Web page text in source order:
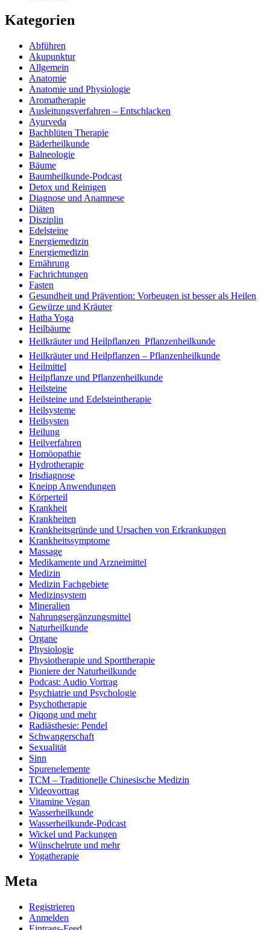
Kategorien
Abführen
Akupunktur
Allgemein
Anatomie
Anatomie und Physiologie
Aromatherapie
Ausleitungsverfahren – Entschlacken
Ayurveda
Bachblüten Therapie
Bäderheilkunde
Balneologie
Bäume
Baumheilkunde-Podcast
Detox und Reinigen
Diagnose und Anamnese
Diäten
Disziplin
Edelsteine
Energiemedizin
Energiemedizin
Ernährung
Fachrichtungen
Fasten
Gesundheit und Prävention: Vorbeugen ist besser als Heilen
Gewürze und Kräuter
Hatha Yoga
Heilbäume
Heilkräuter und Heilpflanzen  Pflanzenheilkunde
Heilkräuter und Heilpflanzen – Pflanzenheilkunde
Heilmittel
Heilpflanze und Pflanzenheilkunde
Heilsteine
Heilsteine und Edelsteintherapie
Heilsysteme
Heilsysten
Heilung
Heilverfahren
Homöopathie
Hydrotherapie
Irisdiagnose
Kneipp Anwendungen
Körperteil
Krankheit
Krankheiten
Krankheitsgründe und Ursachen von Erkrankungen
Krankheitssymptome
Massage
Medikamente und Arzneimittel
Medizin
Medizin Fachgebiete
Medizinsystem
Mineralien
Nahrungsergänzungsmittel
Naturheilkunde
Organe
Physiologie
Physiotherapie und Sporttherapie
Pioniere der Naturheilkunde
Podcast: Audio Vortrag
Psychiatrie und Psychologie
Psychotherapie
Qiqong und mehr
Radiästhesie: Pendel
Schwangerschaft
Sexualität
Sinn
Spurenelemente
TCM – Traditionelle Chinesische Medizin
Videovortrag
Vitamine Vegan
Wasserheilkunde
Wasserheilkunde-Podcast
Wickel und Packungen
Wünschelrute und mehr
Yogatherapie
Meta
Registrieren
Anmelden